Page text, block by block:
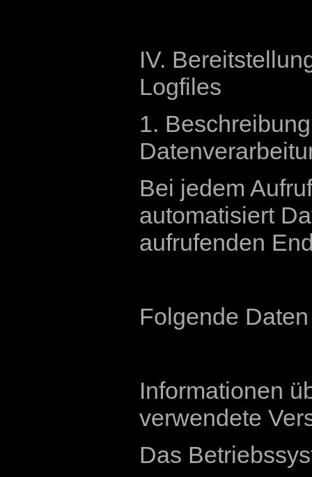
IV.
Logfiles
1.
Bei jedem
automatisiert
aufrufenden
Folgende
Informationen
verwendete
Das